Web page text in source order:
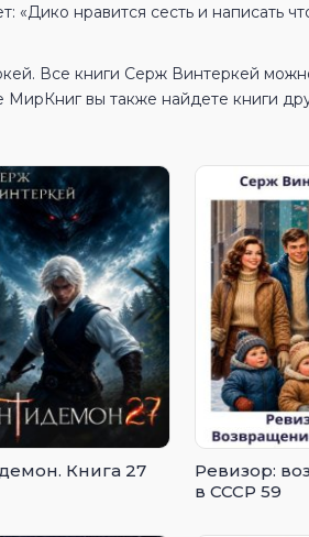
нравится сесть и написать
Все книги Серж Винтеркей
вы также найдете книги
Книга 27
Ревизор:
в СССР 59